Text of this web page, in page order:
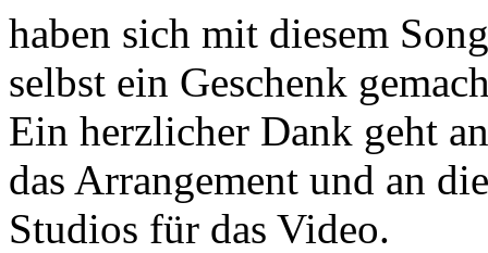
haben sich mit diesem
selbst ein Geschenk
Ein herzlicher Dank geht
das Arrangement und an
Studios für das Video.